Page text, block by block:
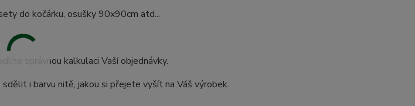
do kočárku, osušky 90x90cm atd...
správnou kalkulaci Vaší objednávky.
i barvu nitě, jakou si přejete vyšít na Váš výrobek.